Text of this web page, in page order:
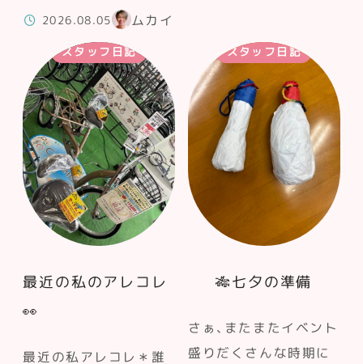
2026.08.05 ムカイ
スタッフ日記
最近の私のアレコレ
👀
最近の私アレコレ＊誰
スタッフ日記
🎋七夕の準備
さぁ、またまたイベント
盛りだくさんな時期に